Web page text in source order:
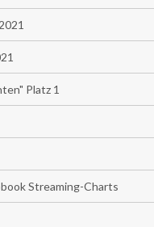
Platz 1
Streaming-Charts